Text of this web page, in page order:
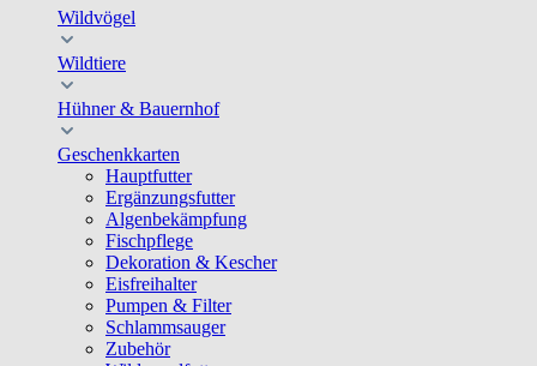
Wildvögel
Wildtiere
Hühner & Bauernhof
Geschenkkarten
Hauptfutter
Ergänzungsfutter
Algenbekämpfung
Fischpflege
Dekoration & Kescher
Eisfreihalter
Pumpen & Filter
Schlammsauger
Zubehör